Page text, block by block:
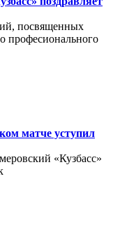
посвященных
професионального
матче уступил
«Кузбасс»